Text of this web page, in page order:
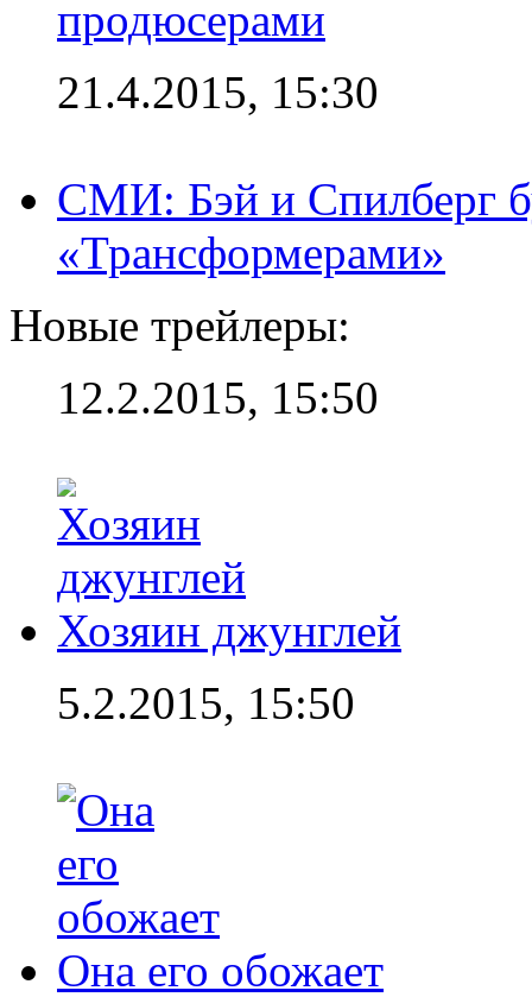
продюсерами
21.4.2015, 15:30
СМИ: Бэй и Спилберг
«Трансформерами»
Новые трейлеры:
12.2.2015, 15:50
Хозяин джунглей
5.2.2015, 15:50
Она его обожает